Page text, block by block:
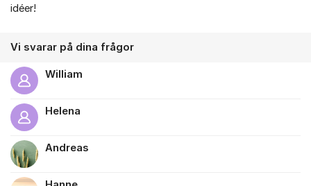
idéer!
Vi svarar på dina frågor
William
Helena
Andreas